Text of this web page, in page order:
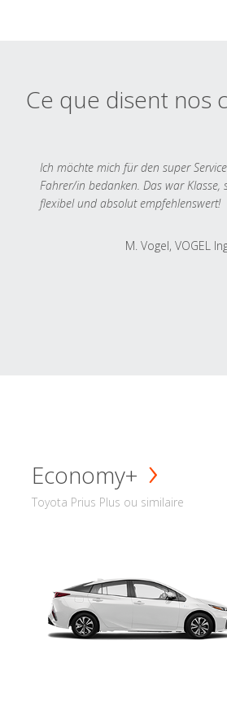
Ce que disent nos
Ich möchte mich für den super
Fahrer/in bedanken. Das war Klasse,
flexibel und absolut empfehlenswert!
M. Vogel, VOGEL
Economy+
Toyota Prius Plus ou similaire